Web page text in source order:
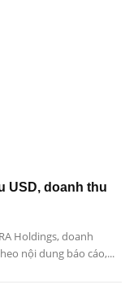
USD, doanh thu
Holdings, doanh
nội dung báo cáo,...